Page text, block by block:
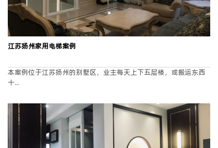
江苏扬州家用电梯案例
本案例位于江苏扬州的别墅区，业主每天上下五层楼，或搬运东西
十...